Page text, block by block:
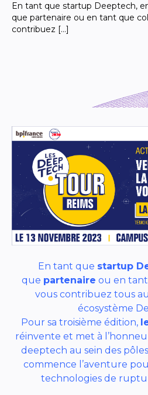
En tant que startup Deeptech,
que partenaire ou en tant que
contribuez […]
En tant que startup
que partenaire ou en
vous contribuez tous
écosystème
Pour sa troisième édition,
réinvente et met à
deeptech au sein des
commence l’aventure
technologies de